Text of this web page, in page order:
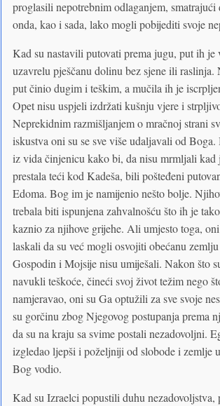
proglasili nepotrebnim odlaganjem, smatrajući
onda, kao i sada, lako mogli pobijediti svoje
Kad su nastavili putovati prema jugu, put ih je
uzavrelu pješčanu dolinu bez sjene ili raslinja.
put činio dugim i teškim, a mučila ih je
Opet nisu uspjeli izdržati kušnju vjere i
Neprekidnim razmišljanjem o mračnoj strani
iskustva oni su se sve više udaljavali od
iz vida činjenicu kako bi, da nisu mrmljali kad
prestala teći kod Kadeša, bili pošteđeni
Edoma. Bog im je namijenio nešto bolje.
trebala biti ispunjena zahvalnošću što ih je
kaznio za njihove grijehe. Ali umjesto toga,
laskali da su već mogli osvojiti obećanu zemlju
Gospodin i Mojsije nisu umiješali. Nakon što
navukli teškoće, čineći svoj život težim nego
namjeravao, oni su Ga optužili za sve svoje
su gorčinu zbog Njegovog postupanja prema
da su na kraju sa svime postali nezadovoljni.
izgledao ljepši i poželjniji od slobode i zemlje
Bog vodio.
Kad su Izraelci popustili duhu nezadovoljstva,